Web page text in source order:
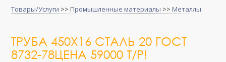
Товары/Услуги >> Промышленные материалы >> Металлы
ТРУБА 450Х16 СТАЛЬ 20 ГОСТ
8732-78ЦЕНА 59000 Т/Р!